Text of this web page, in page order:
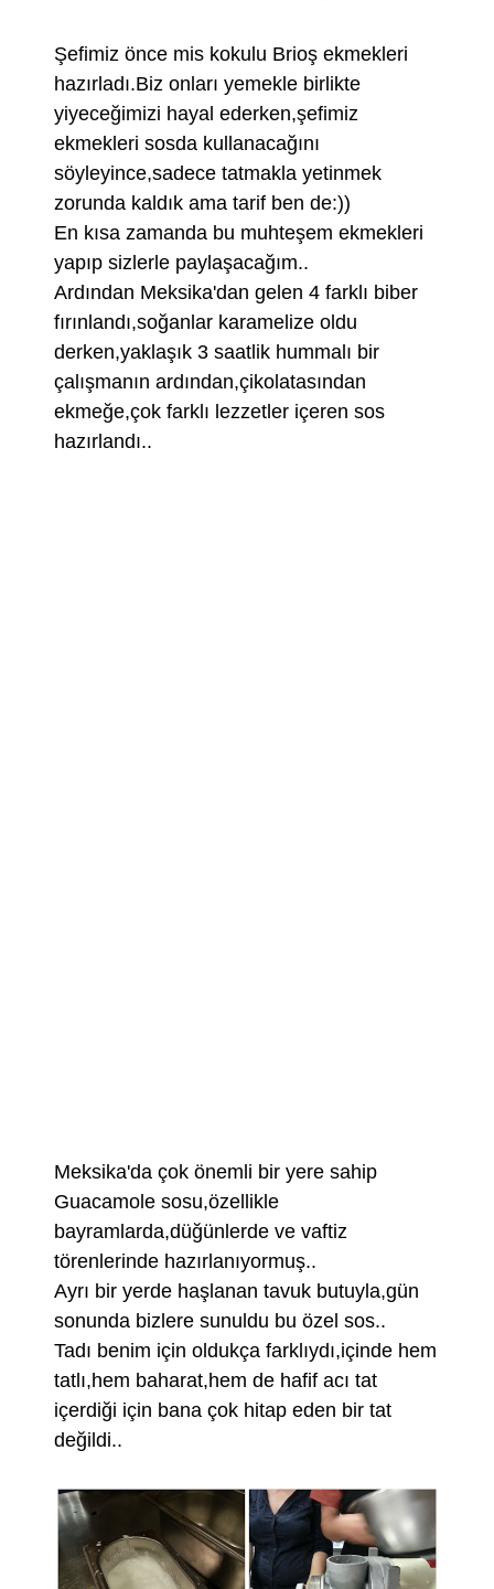
Şefimiz önce mis kokulu Brioş ekmekleri
hazırladı.Biz onları yemekle birlikte
yiyeceğimizi hayal ederken,şefimiz
ekmekleri sosda kullanacağını
söyleyince,sadece tatmakla yetinmek
zorunda kaldık ama tarif ben de:))
En kısa zamanda bu muhteşem ekmekleri
yapıp sizlerle paylaşacağım..
Ardından Meksika'dan gelen 4 farklı biber
fırınlandı,soğanlar karamelize oldu
derken,yaklaşık 3 saatlik hummalı bir
çalışmanın ardından,çikolatasından
ekmeğe,çok farklı lezzetler içeren sos
hazırlandı..
Meksika'da çok önemli bir yere sahip
Guacamole sosu,özellikle
bayramlarda,düğünlerde ve vaftiz
törenlerinde hazırlanıyormuş..
Ayrı bir yerde haşlanan tavuk butuyla,gün
sonunda bizlere sunuldu bu özel sos..
Tadı benim için oldukça farklıydı,içinde hem
tatlı,hem baharat,hem de hafif acı tat
içerdiği için bana çok hitap eden bir tat
değildi..